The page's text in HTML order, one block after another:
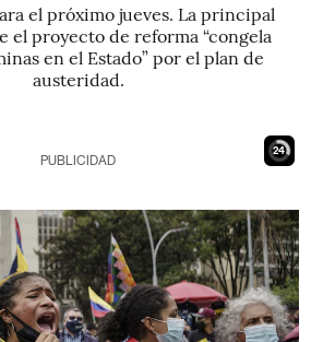
el próximo jueves. La principal
el proyecto de reforma “congela
en el Estado” por el plan de
austeridad.
23
PUBLICIDAD